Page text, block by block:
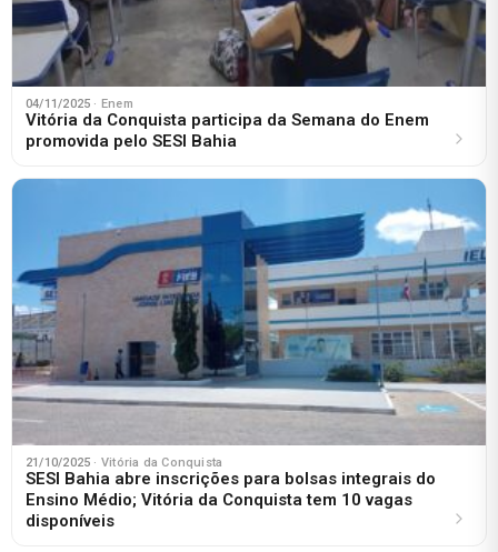
04/11/2025 · Enem
Vitória da Conquista participa da Semana do Enem
promovida pelo SESI Bahia
21/10/2025 · Vitória da Conquista
SESI Bahia abre inscrições para bolsas integrais do
Ensino Médio; Vitória da Conquista tem 10 vagas
disponíveis